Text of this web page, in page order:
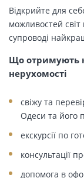
Відкрийте для
можливостей
супроводі
Що отримують
нерухомості
свіжу та
Одеси та його
екскурсії по
консультації
допомога в